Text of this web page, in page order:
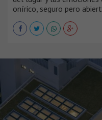
onírico, seguro pero